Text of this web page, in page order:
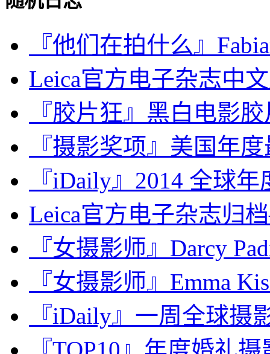
『他们在拍什么』
Leica官方电子杂志中
『胶片狂』黑白电影
『摄影奖项』美国年
『iDaily』2014 全球
Leica官方电子杂志归
『女摄影师』Darcy
『女摄影师』Emma
『iDaily』一周全球摄